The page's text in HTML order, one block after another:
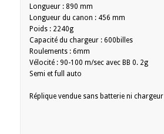
Longueur : 890 mm
Longueur du canon : 456 mm
Poids : 2240g
Capacité du chargeur : 600billes
Roulements : 6mm
Vélocité : 90-100 m/sec avec BB 0. 2g
Semi et full auto
Réplique vendue sans batterie ni chargeur